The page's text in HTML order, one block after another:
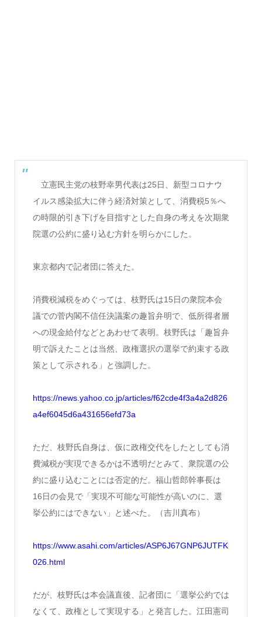
立憲民主党の枝野幸男代表は25日、新型コロナウ
イルス感染拡大に伴う経済対策として、消費税5％へ
の時限的引き下げを目指すとした自身の考えを次期衆
院選の公約に盛り込む方針を明らかにした。
東京都内で記者団に答えた。
消費税減税をめぐっては、枝野氏は15日の衆院本会
議での菅内閣不信任決議案の趣旨弁明で、低所得者層
への現金給付などとあわせて表明。枝野氏は「趣旨弁
明で訴えたことは当然、政権選択の選挙で約束する政
策として示される」と強調した。
https://news.yahoo.co.jp/articles/f62cde4f3a4a2d826
a4ef6045d6a431656efd73a
ただ、枝野氏自身は、仮に政権交代をしたとしても消
費減税が実現できるかは不透明だとみて、衆院選の公
約に盛り込むことには否定的だ。福山哲郎幹事長は
16日の会見で「実現不可能な可能性が高いのに、選
挙公約にはできない」と述べた。（吉川真布）
https://www.asahi.com/articles/ASP6J67GNP6JUTFK
026.html
だが、枝野氏は本会議直後、記者団に「選挙公約では
なくて、政権として実現する」と発言した。江田憲司